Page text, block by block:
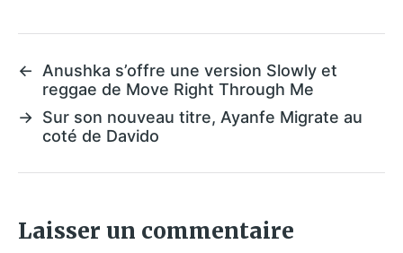
← Anushka s’offre une version Slowly et
reggae de Move Right Through Me
→ Sur son nouveau titre, Ayanfe Migrate au
coté de Davido
Laisser un commentaire